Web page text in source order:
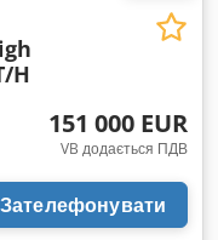
H
151 000 EUR
VB додається ПДВ
Зателефонувати